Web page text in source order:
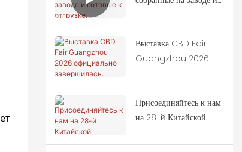
Выставка CBD Fair
Guangzhou 2026
завершилась.
Присоединяйтесь к нам
на 28-й Китайской
международной